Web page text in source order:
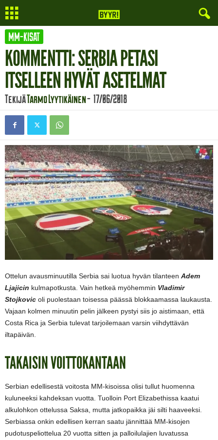
MM-KISAT
KOMMENTTI: SERBIA PETASI
ITSELLEEN HYVÄT ASETELMAT
TekijäTarmo Lyytikäinen- 17/06/2018
Ottelun avausminuutilla Serbia sai luotua hyvän tilanteen Adem
Ljajicin kulmapotkusta. Vain hetkeä myöhemmin Vladimir
Stojkovic oli puolestaan toisessa päässä blokkaamassa laukausta.
Vajaan kolmen minuutin pelin jälkeen pystyi siis jo aistimaan, että
Costa Rica ja Serbia tulevat tarjoilemaan varsin viihdyttävän
iltapäivän.
TAKAISIN VOITTOKANTAAN
Serbian edellisestä voitosta MM-kisoissa olisi tullut huomenna
kuluneeksi kahdeksan vuotta. Tuolloin Port Elizabethissa kaatui
alkulohkon ottelussa Saksa, mutta jatkopaikka jäi silti haaveeksi.
Serbiassa onkin edellisen kerran saatu jännittää MM-kisojen
pudotuspeliottelua 20 vuotta sitten ja palloilulajien luvatussa